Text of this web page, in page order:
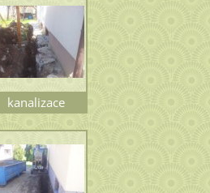
kanalizace